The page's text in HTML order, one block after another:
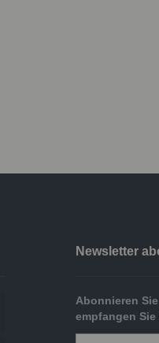
Newsletter
Abonnieren
empfangen